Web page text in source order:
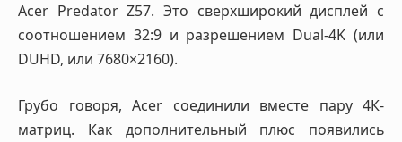
Acer Predator Z57. Это сверхширокий дисплей с
соотношением 32:9 и разрешением Dual-4K (или
DUHD, или 7680×2160).
Грубо говоря, Acer соединили вместе пару 4К-
матриц. Как дополнительный плюс появились